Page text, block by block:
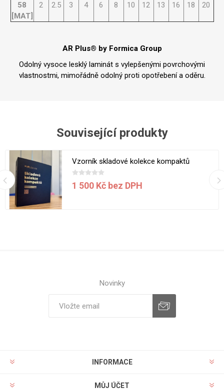
58
[MAT]
2 2.5 3 4 6 8 10 12 13 16 18 20
AR Plus® by Formica Group
Odolný vysoce lesklý laminát s vylepšenými povrchovými
vlastnostmi, mimořádně odolný proti opotřebení a oděru.
Související produkty
Vzorník skladové kolekce kompaktů
1 500 Kč bez DPH
Novinky
INFORMACE
MŮJ ÚČET